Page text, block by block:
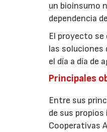
un bioinsumo
dependencia
El proyecto
las soluciones
el día a día de
Principales
Entre sus
de sus
Cooperativas